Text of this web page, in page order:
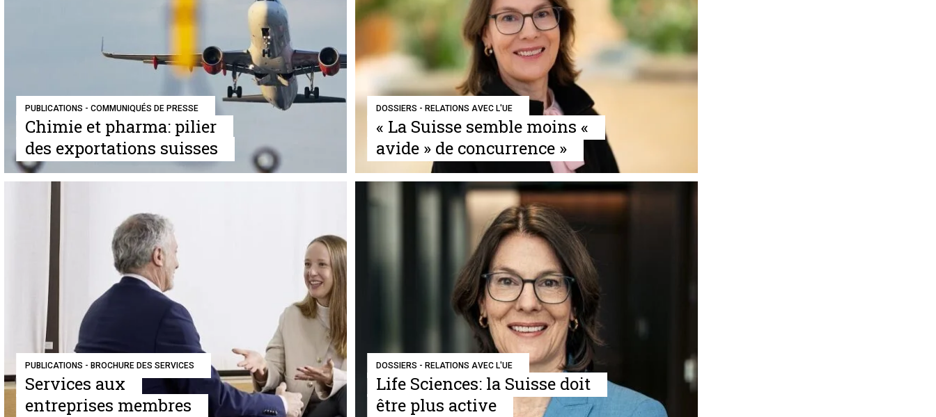
PUBLICATIONS - COMMUNIQUÉS DE PRESSE
Chimie et pharma: pilier
des exportations suisses
DOSSIERS - RELATIONS AVEC L'UE
« La Suisse semble moins «
avide » de concurrence »
PUBLICATIONS - BROCHURE DES SERVICES
Services aux
entreprises membres
DOSSIERS - RELATIONS AVEC L'UE
Life Sciences: la Suisse doit
être plus active